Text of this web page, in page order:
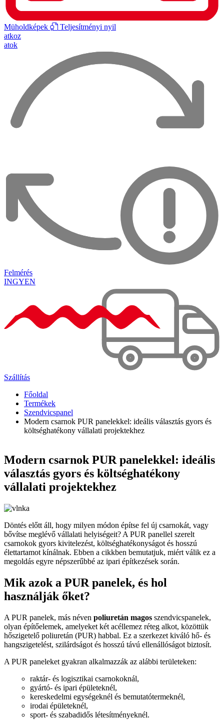
Müholdképek
Teljesítményi nyil
atkoz
atok
Felmérés
INGYEN
Szállítás
Főoldal
Termékek
Szendvicspanel
Modern csarnok PUR panelekkel: ideális választás gyors és
költséghatékony vállalati projektekhez
Modern csarnok PUR panelekkel: ideális
választás gyors és költséghatékony
vállalati projektekhez
Döntés előtt áll, hogy milyen módon építse fel új csarnokát, vagy
bővítse meglévő vállalati helyiségeit? A PUR panellel szerelt
csarnokok gyors kivitelezést, költséghatékonyságot és hosszú
élettartamot kínálnak. Ebben a cikkben bemutatjuk, miért válik ez a
megoldás egyre népszerűbbé az ipari építkezések során.
Mik azok a PUR panelek, és hol
használják őket?
A PUR panelek, más néven poliuretán magos szendvicspanelek,
olyan építőelemek, amelyeket két acéllemez réteg alkot, közöttük
hőszigetelő poliuretán (PUR) habbal. Ez a szerkezet kiváló hő- és
hangszigetelést, szilárdságot és hosszú távú ellenállóságot biztosít.
A PUR paneleket gyakran alkalmazzák az alábbi területeken:
raktár- és logisztikai csarnokoknál,
gyártó- és ipari épületeknél,
kereskedelmi egységeknél és bemutatótermeknél,
irodai épületeknél,
sport- és szabadidős létesítményeknél.